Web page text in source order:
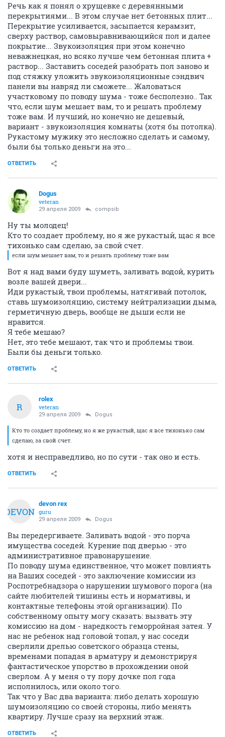
Речь как я понял о хрущевке с деревянными
перекрытиями... В этом случае нет бетонных плит...
Перекрытие усиливается, засыпается керамзит,
сверху раствор, самовыравнивающийся пол и далее
покрытие... Звукоизоляция при этом конечно
неважнецкая, но всяко лучше чем бетонная плита +
раствор... Заставить соседей разобрать пол заново и
под стяжку уложить звукоизоляционные сэндвич
панели вы навряд ли сможете... Жаловаться
участковому по поводу шума - тоже бесполезно.. Так
что, если шум мешает вам, то и решать проблему
тоже вам. И лучший, но конечно не дешевый,
вариант - звукоизоляция комнаты (хотя бы потолка).
Рукастому мужику это несложно сделать и самому,
были бы только деньги на это...
ОТВЕТИТЬ
Dogus
veteran
29 апреля 2009 compsib
Ну ты молодец!
Кто то создает проблему, но я же рукастый, щас я все
тихонько сам сделаю, за свой счет.
если шум мешает вам, то и решать проблему тоже вам
Вот я над вами буду шуметь, заливать водой, курить
возле вашей двери...
Иди рукастый, твои проблемы, натягивай потолок,
ставь шумоизоляцию, систему нейтрализации дыма,
герметичную дверь, вообще не дыши если не
нравится.
Я тебе мешаю?
Нет, это тебе мешают, так что и проблемы твои.
Были бы деньги только.
ОТВЕТИТЬ
R
rolex
veteran
29 апреля 2009 Dogus
Кто то создает проблему, но я же рукастый, щас я все тихонько сам
сделаю, за свой счет.
хотя и несправедливо, но по сути - так оно и есть.
ОТВЕТИТЬ
DEVON
devon rex
guru
29 апреля 2009 Dogus
Вы передергиваете. Заливать водой - это порча
имущества соседей. Курение под дверью - это
административное правонарушение.
По поводу шума единственное, что может повлиять
на Ваших соседей - это заключение комиссии из
Роспотребнадзора о нарушении шумового порога (на
сайте любителей тишины есть и нормативы, и
контактные телефоны этой организации). По
собственному опыту могу сказать: вызвать эту
комиссию на дом - наредкость геморройная затея. У
нас не ребенок над головой топал, у нас соседи
сверлили дрелью советского образца стены,
временами попадая в арматуру и демонстрируя
фантастическое упорство в прохождении оной
сверлом. А у меня о ту пору дочке пол года
исполнилось, или около того.
Так что у Вас два варианта: либо делать хорошую
шумоизоляцию со своей стороны, либо менять
квартиру. Лучше сразу на верхний этаж.
ОТВЕТИТЬ